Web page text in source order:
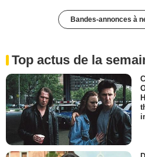
Bandes-annonces à
Top actus de la